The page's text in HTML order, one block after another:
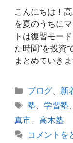
こんにちは！
を夏のうちに
トは復習モー
た時間”を投資
まとめていき
カ
テ
リ
ー
ブログ、 新
タ
グ
塾、学習塾
真市、 高木塾
コメントを